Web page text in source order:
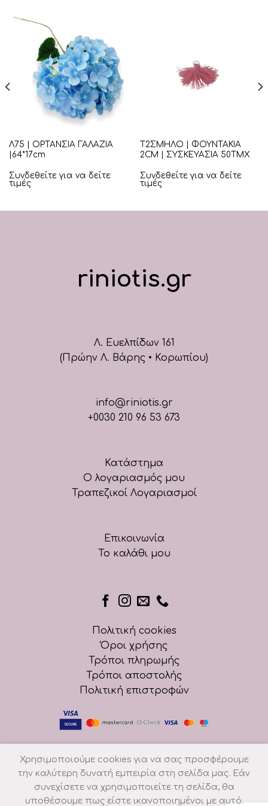
Λ75 | ΟΡΤΑΝΣΙΑ ΓΑΛΑΖΙΑ
|64*17cm
Συνδεθείτε για να δείτε
τιμές
Τ2ΣΜΗΛΟ | ΦΟΥΝΤΑΚΙΑ
2CM | ΣΥΣΚΕΥΑΣΙΑ 50ΤΜΧ
Συνδεθείτε για να δείτε
τιμές
riniotis.gr
Λ. Ευελπίδων 161
(Πρώην Λ. Βάρης • Κορωπίου)
info@riniotis.gr
+0030 210 96 53 673
Κατάστημα
Ο λογαριασμός μου
Τραπεζικοί Λογαριασμοί
Επικοινωνία
Το καλάθι μου
Πολιτική cookies
Όροι χρήσης
Τρόποι πληρωμής
Τρόποι αποστολής
Πολιτική επιστροφών
Χρησιμοποιούμε cookies για να σας προσφέρουμε
την καλύτερη δυνατή εμπειρία στη σελίδα μας. Εάν
συνεχίσετε να χρησιμοποιείτε τη σελίδα, θα
υποθέσουμε πως είστε ικανοποιημένοι με αυτό.